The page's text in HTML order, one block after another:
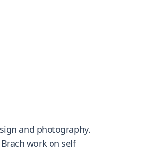
and photography.
work on self